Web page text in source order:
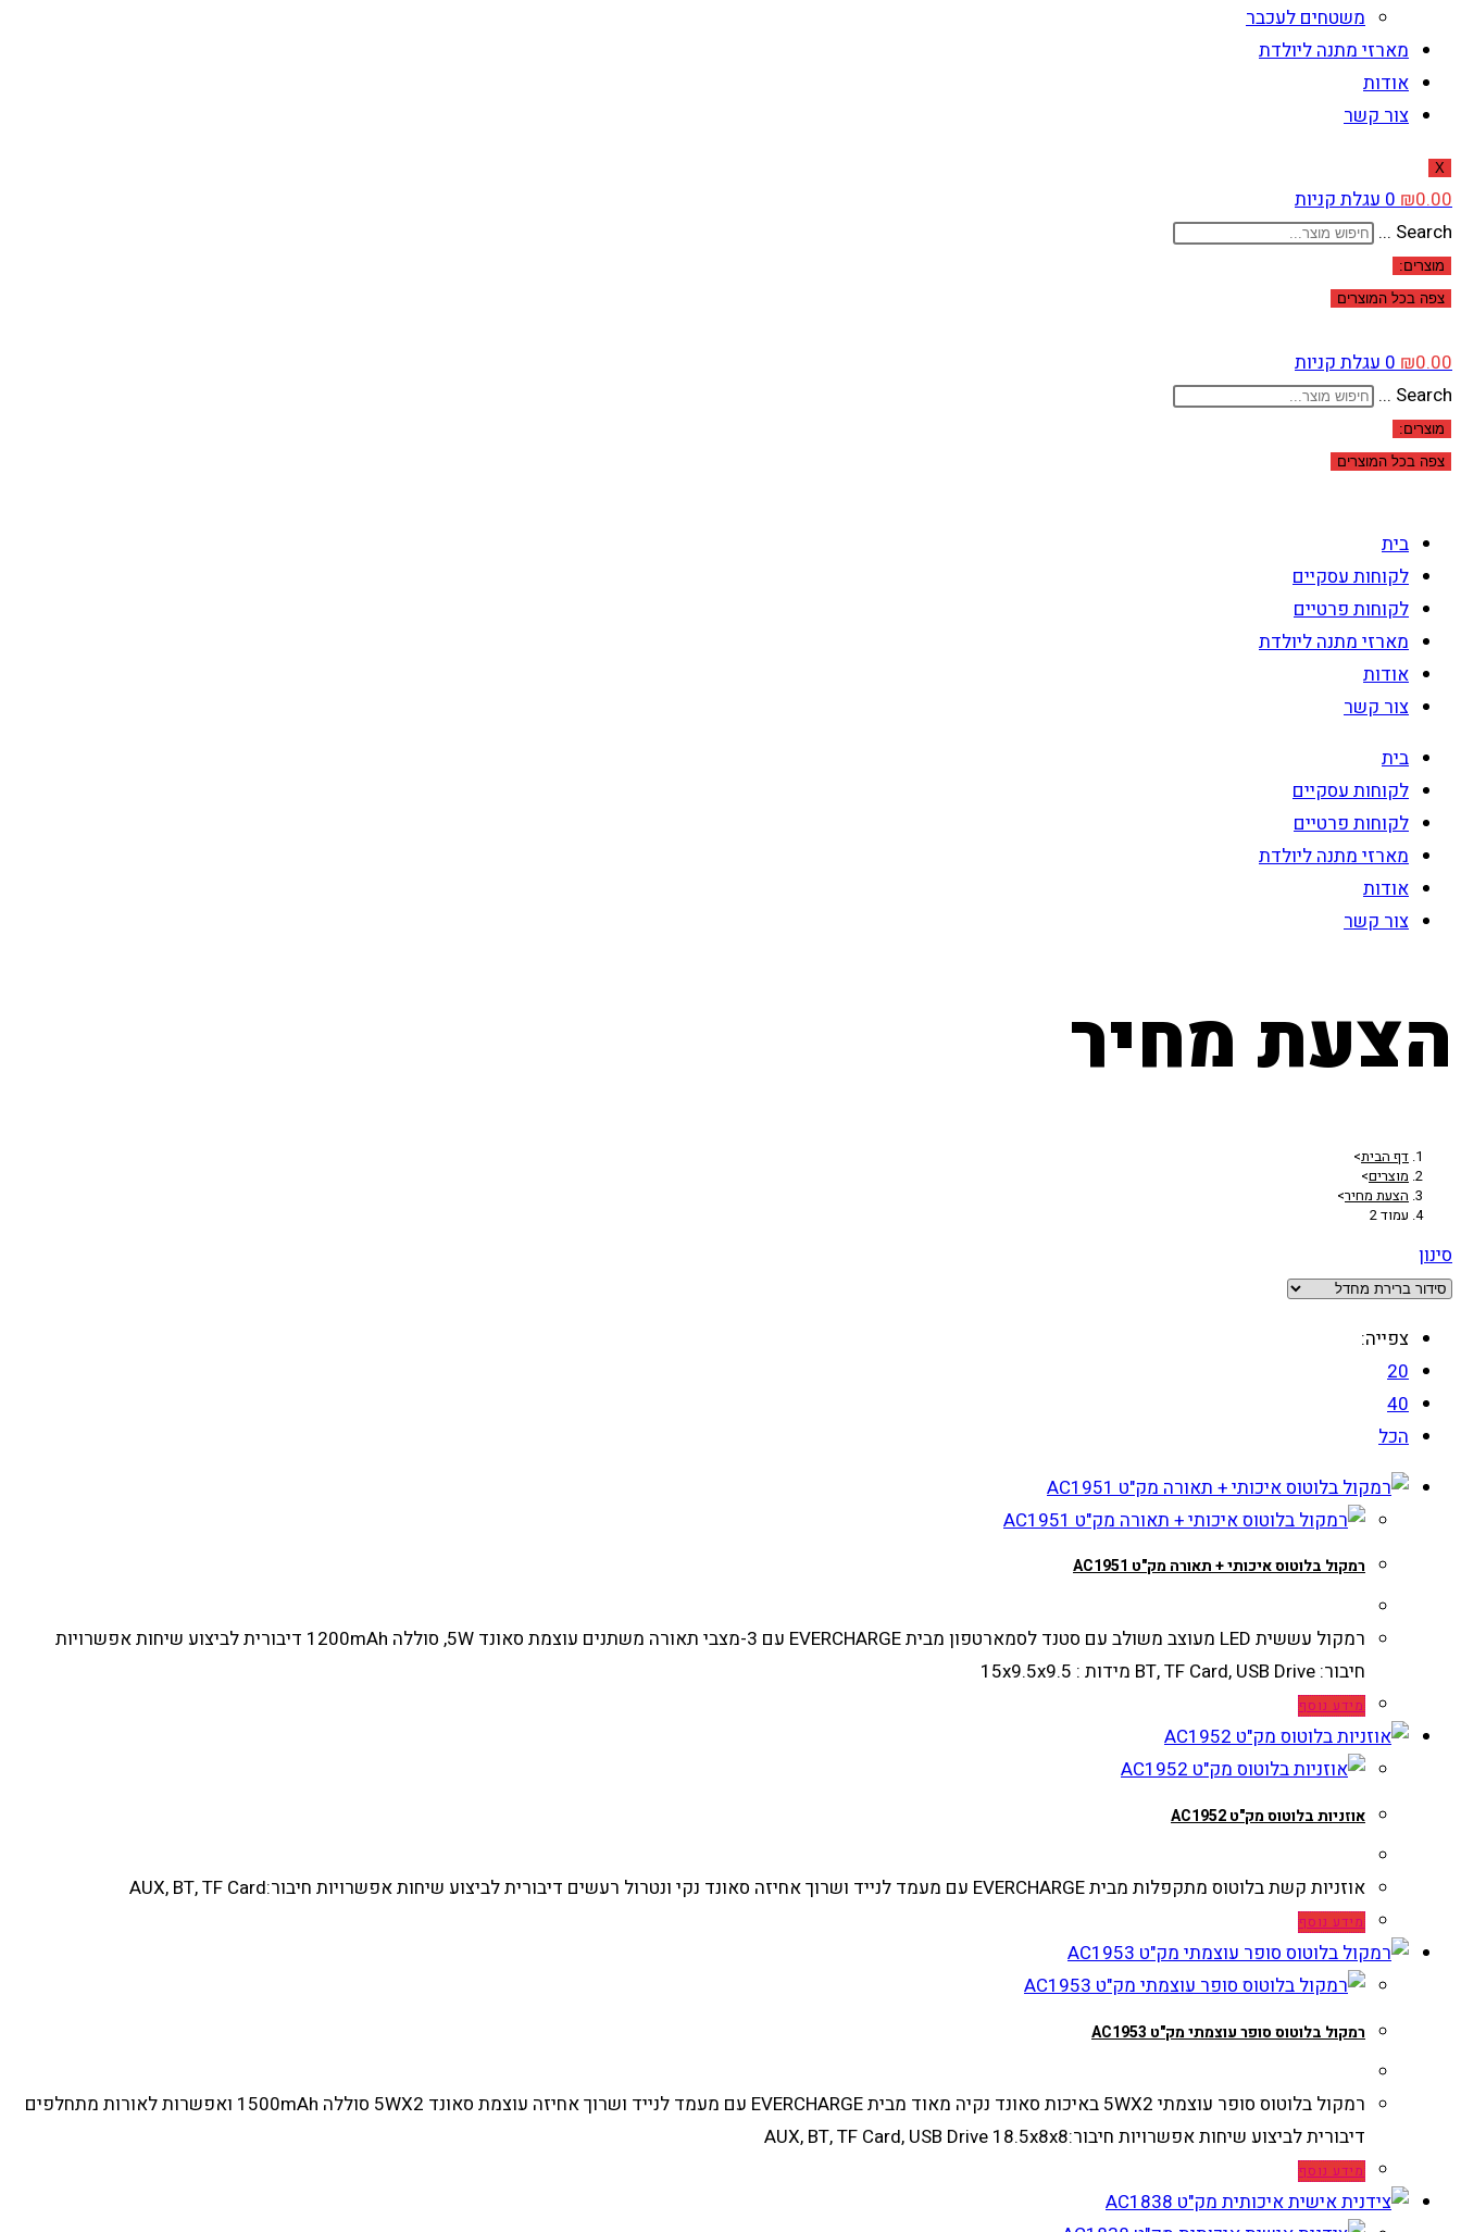
משטחים לעכבר
מארזי מתנה ליולדת
אודות
צור קשר
X
₪0.00
0עגלת קניות
Search ...
מוצרים:
צפה בכל המוצרים
₪0.00
0עגלת קניות
Search ...
מוצרים:
צפה בכל המוצרים
בית
לקוחות עסקיים
לקוחות פרטיים
מארזי מתנה ליולדת
אודות
צור קשר
בית
לקוחות עסקיים
לקוחות פרטיים
מארזי מתנה ליולדת
אודות
צור קשר
הצעת מחיר
דף הבית>
מוצרים>
הצעת מחיר>
עמוד 2
סינון
צפייה:
20
40
הכל
רמקול בלוטוס איכותי + תאורה מק"ט AC1951
רמקול עששית LED מעוצב משולב עם סטנד לסמארטפון מבית EVERCHARGE עם 3-מצבי תאורה משתנים עוצמת סאונד 5W, סוללה 1200mAh דיבורית לביצוע שיחות אפשרויות
חיבור: BT, TF Card, USB Drive מידות : 15x9.5x9.5
מידע נוסף
אוזניות בלוטוס מק"ט AC1952
אוזניות קשת בלוטוס מתקפלות מבית EVERCHARGE עם מעמד לנייד ושרוך אחיזה סאונד נקי ונטרול רעשים דיבורית לביצוע שיחות אפשרויות חיבור:AUX, BT, TF Card
מידע נוסף
רמקול בלוטוס סופר עוצמתי מק"ט AC1953
רמקול בלוטוס סופר עוצמתי 5WX2 באיכות סאונד נקיה מאוד מבית EVERCHARGE עם מעמד לנייד ושרוך אחיזה עוצמת סאונד 5WX2 סוללה 1500mAh ואפשרות לאורות מתחלפים
דיבורית לביצוע שיחות אפשרויות חיבור:AUX, BT, TF Card, USB Drive 18.5x8x8
מידע נוסף